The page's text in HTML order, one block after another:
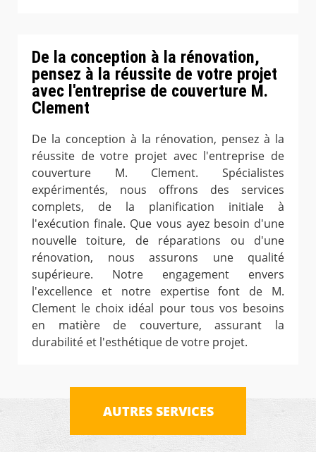
De la conception à la rénovation,
pensez à la réussite de votre projet
avec l'entreprise de couverture M.
Clement
De la conception à la rénovation, pensez à la
réussite de votre projet avec l'entreprise de
couverture M. Clement. Spécialistes
expérimentés, nous offrons des services
complets, de la planification initiale à
l'exécution finale. Que vous ayez besoin d'une
nouvelle toiture, de réparations ou d'une
rénovation, nous assurons une qualité
supérieure. Notre engagement envers
l'excellence et notre expertise font de M.
Clement le choix idéal pour tous vos besoins
en matière de couverture, assurant la
durabilité et l'esthétique de votre projet.
AUTRES SERVICES